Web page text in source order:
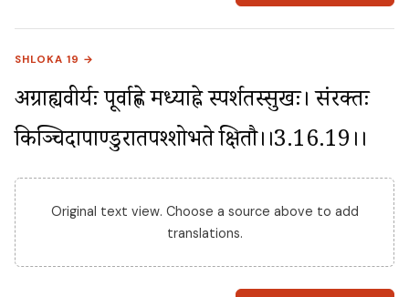
SHLOKA 19 →
अग्राह्यवीर्यः पूर्वाह्णे मध्याह्ने स्पर्शतस्सुखः। संरक्तः
किञ्चिदापाण्डुरातपश्शोभते क्षितौ।।3.16.19।।
Original text view. Choose a source above to add
translations.